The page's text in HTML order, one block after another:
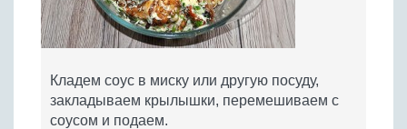
Кладем соус в миску или другую посуду,
закладываем крылышки, перемешиваем с
соусом и подаем.